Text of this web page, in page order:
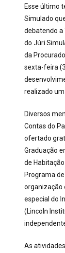
Esse último
Simulado
debatendo a
do Júri
da
sexta-feira
realizado
Diversos
Contas do
ofertado
Graduação
de
Programa
organização
especial do
(Lincoln
As